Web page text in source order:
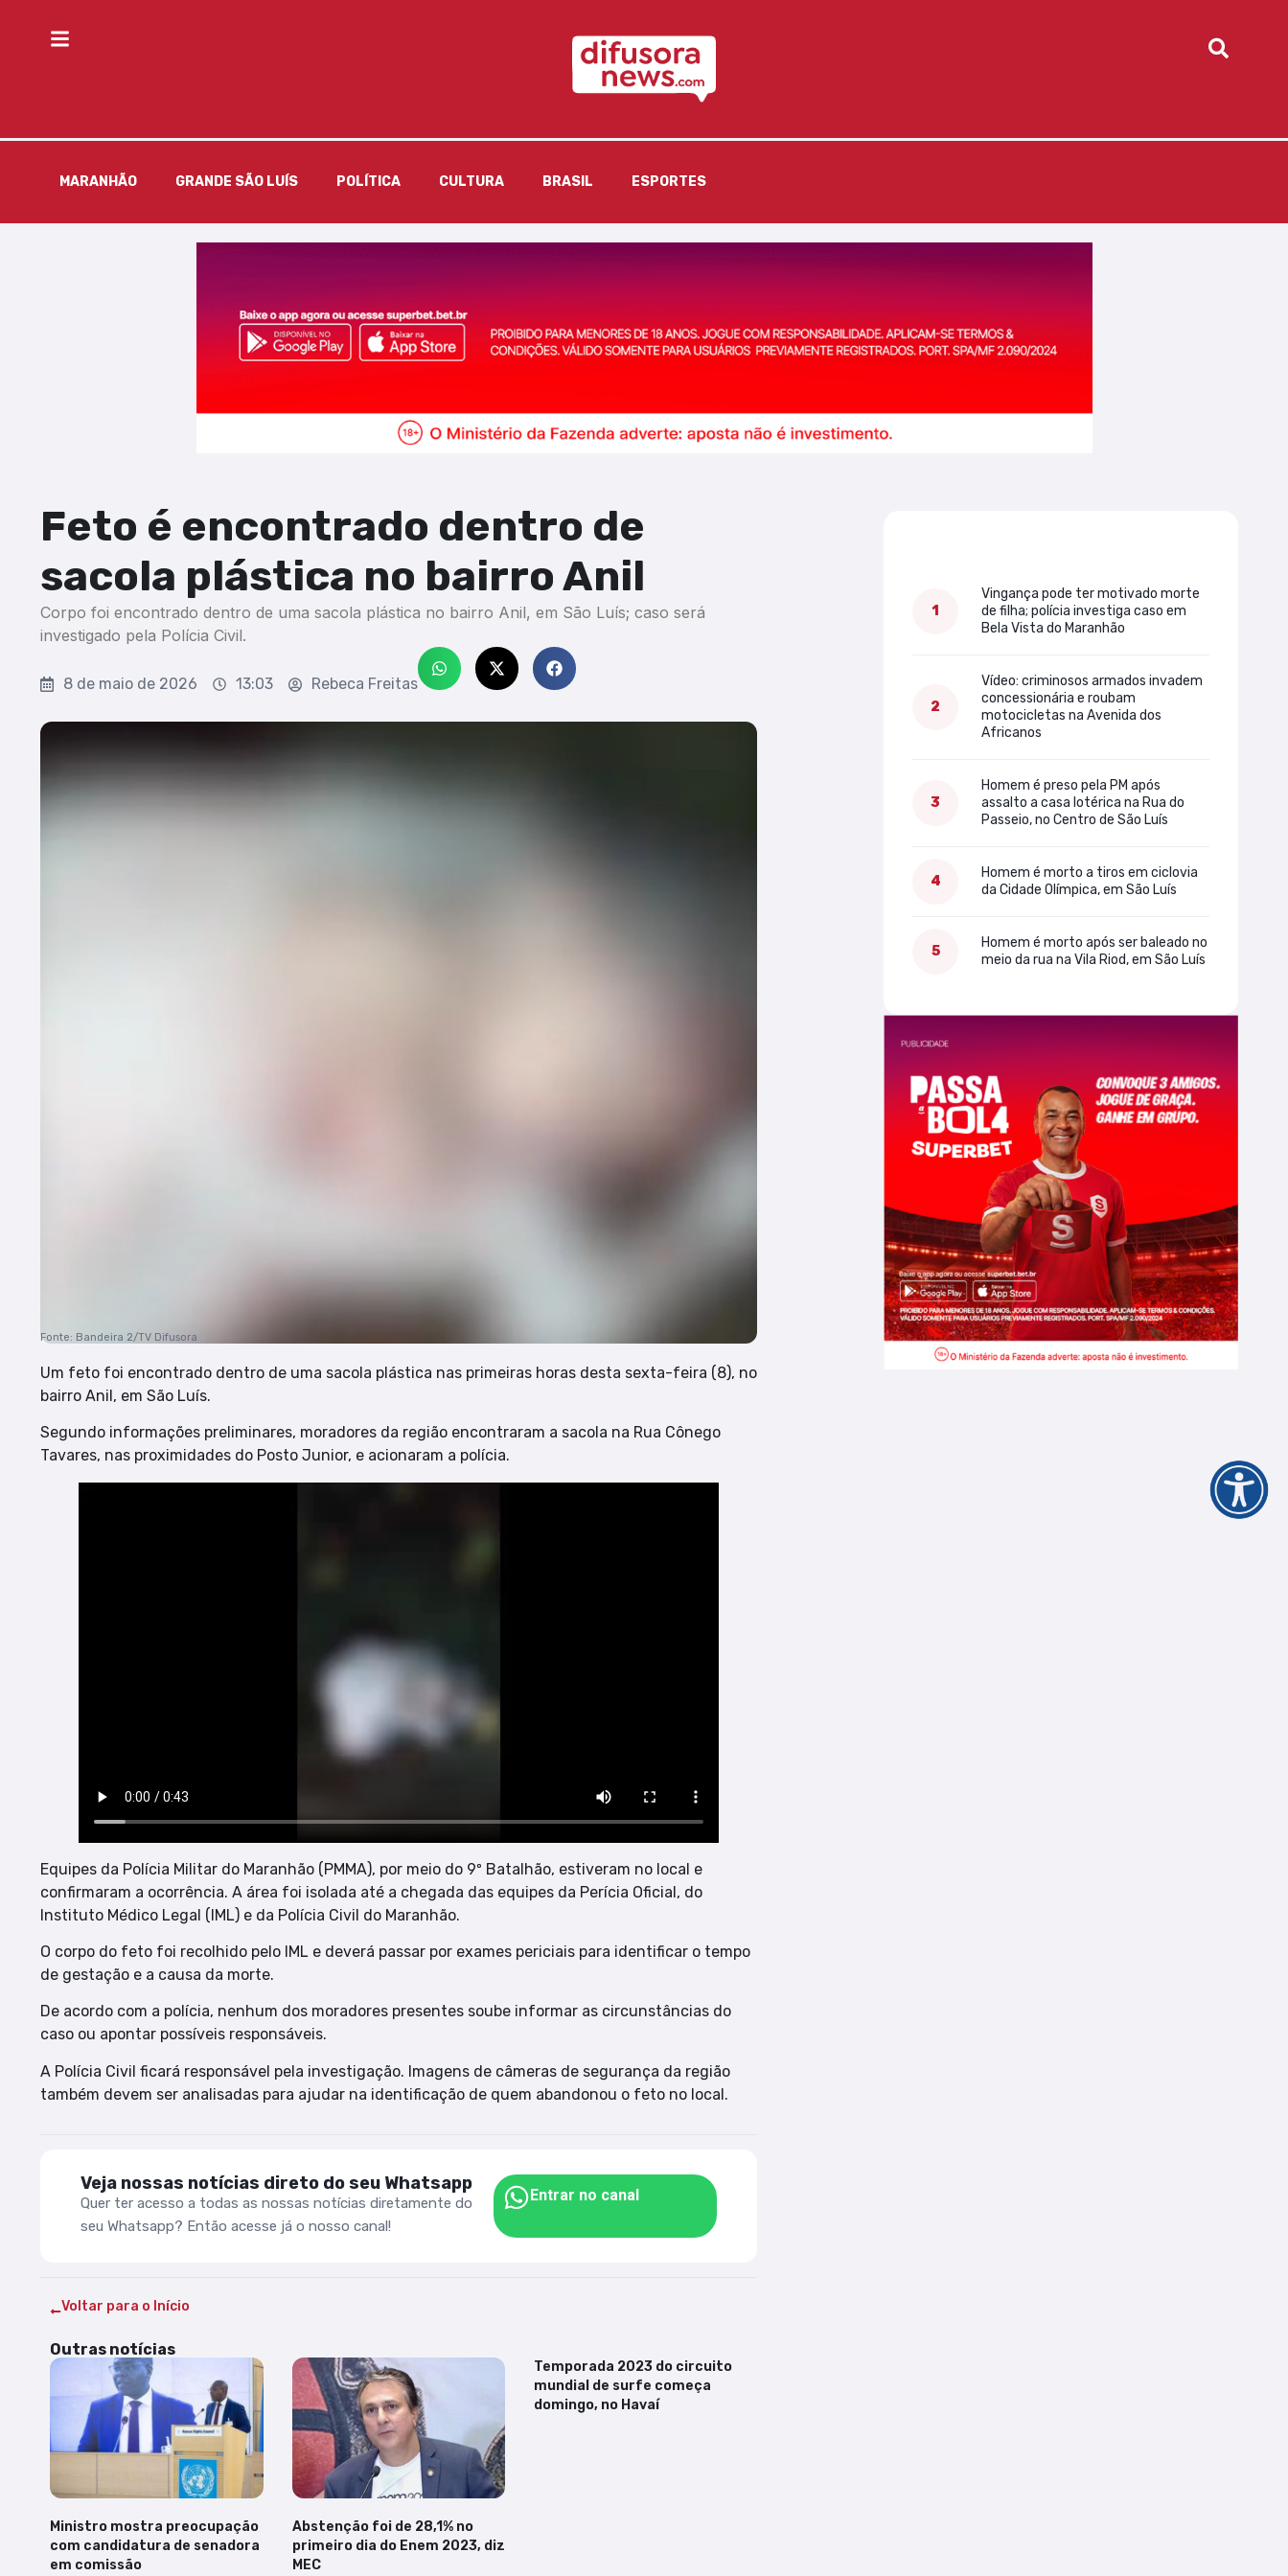
MARANHÃO GRANDE SÃO LUÍS POLÍTICA CULTURA BRASIL ESPORTES
Feto é encontrado dentro de
sacola plástica no bairro Anil
Corpo foi encontrado dentro de uma sacola plástica no bairro Anil, em São Luís; caso será
investigado pela Polícia Civil.
8 de maio de 2026 13:03 Rebeca Freitas
Fonte: Bandeira 2/TV Difusora
Um feto foi encontrado dentro de uma sacola plástica nas primeiras horas desta sexta-feira (8), no
bairro Anil, em São Luís.
Segundo informações preliminares, moradores da região encontraram a sacola na Rua Cônego
Tavares, nas proximidades do Posto Junior, e acionaram a polícia.
Equipes da Polícia Militar do Maranhão (PMMA), por meio do 9º Batalhão, estiveram no local e
confirmaram a ocorrência. A área foi isolada até a chegada das equipes da Perícia Oficial, do
Instituto Médico Legal (IML) e da Polícia Civil do Maranhão.
O corpo do feto foi recolhido pelo IML e deverá passar por exames periciais para identificar o tempo
de gestação e a causa da morte.
De acordo com a polícia, nenhum dos moradores presentes soube informar as circunstâncias do
caso ou apontar possíveis responsáveis.
A Polícia Civil ficará responsável pela investigação. Imagens de câmeras de segurança da região
também devem ser analisadas para ajudar na identificação de quem abandonou o feto no local.
Veja nossas notícias direto do seu Whatsapp
Quer ter acesso a todas as nossas notícias diretamente do
seu Whatsapp? Então acesse já o nosso canal!
Entrar no canal
Voltar para o Início
Outras notícias
Ministro mostra preocupação
com candidatura de senadora
em comissão
Abstenção foi de 28,1% no
primeiro dia do Enem 2023, diz
MEC
Temporada 2023 do circuito
mundial de surfe começa
domingo, no Havaí
Vingança pode ter motivado morte
de filha; polícia investiga caso em
Bela Vista do Maranhão
Vídeo: criminosos armados invadem
concessionária e roubam
motocicletas na Avenida dos
Africanos
Homem é preso pela PM após
assalto a casa lotérica na Rua do
Passeio, no Centro de São Luís
Homem é morto a tiros em ciclovia
da Cidade Olímpica, em São Luís
Homem é morto após ser baleado no
meio da rua na Vila Riod, em São Luís